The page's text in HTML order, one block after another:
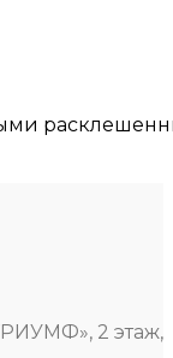
2 этаж,